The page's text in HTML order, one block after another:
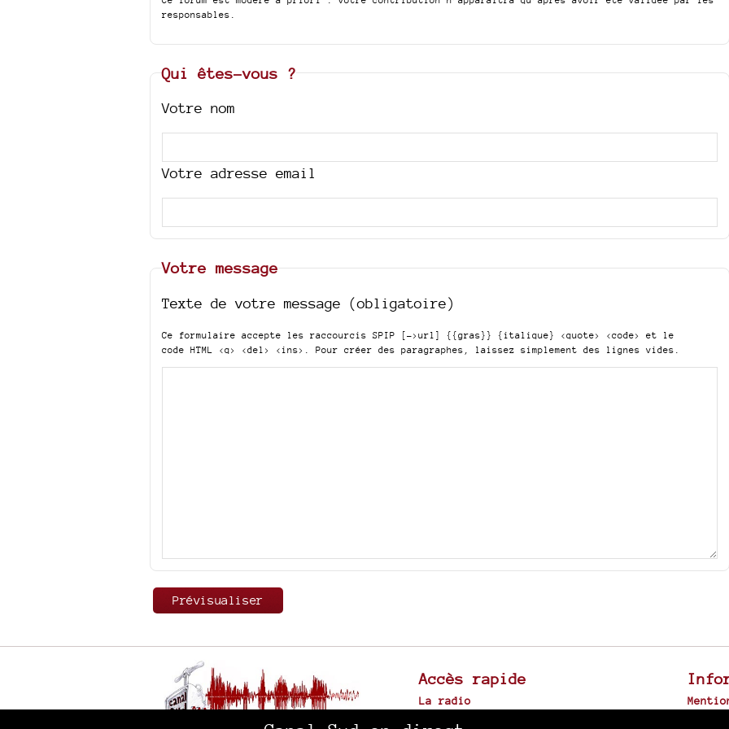
responsables.
Qui êtes-vous ?
Votre nom
Votre adresse email
Votre message
Texte de votre message (obligatoire)
Ce formulaire accepte les raccourcis SPIP [->url] {{gras}} {italique} <quote> <code>
et le
code HTML <q> <del> <ins> . Pour créer des paragraphes, laissez simplement des lignes vides.
Accès rapide
La radio
Plan